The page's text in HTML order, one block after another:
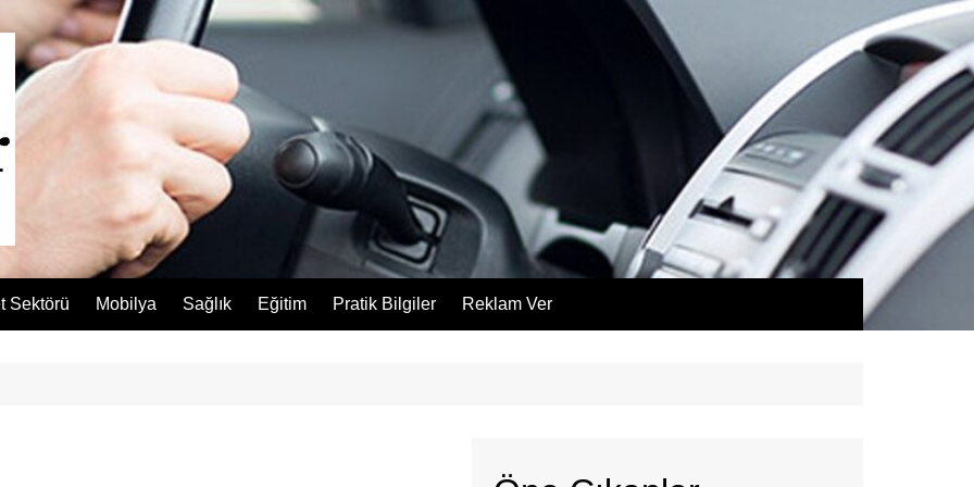
Sektörü Mobilya Sağlık Eğitim Pratik Bilgiler Reklam Ver